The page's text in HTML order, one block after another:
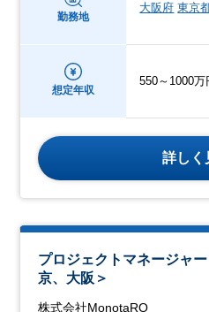
勤務地
大阪府 東京
想定年収
550～1000万
詳しく
プロジェクトマネージャ
京、大阪＞
株式会社MonotaRO